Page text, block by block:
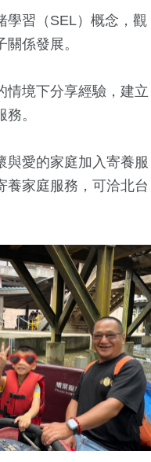
學習（SEL）概念，觀
係發展。
情境下分享經驗，建立
。
與愛的家庭加入寄養服
養家庭服務，可洽北台